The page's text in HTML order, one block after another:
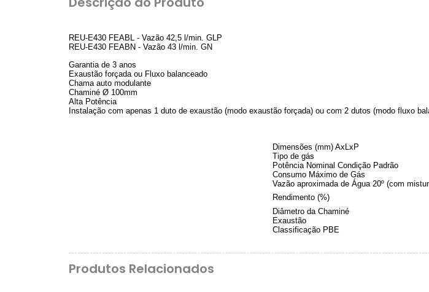
REU-E430 FEABL - Vazão 42,5 l/min. GLP
REU-E430 FEABN - Vazão 43 l/min. GN
Garantia de 3 anos
Exaustão forçada ou Fluxo balanceado
Chama auto modulante
Chaminé Ø 100mm
Alta Potência
Instalação com apenas 1 duto de exaustão (modo exaustão forçada) ou com 2 dutos (modo fluxo
Dimensões (mm) AxLxP
Tipo de gás
Potência Nominal Condição Padrão
Consumo Máximo de Gás
Vazão aproximada de Água 20º (com
Rendimento (%)
Diâmetro da Chaminé
Exaustão
Classificação PBE
Produtos Relacionados